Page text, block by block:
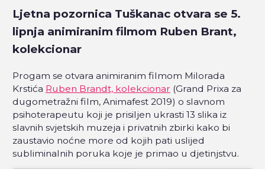
Ljetna pozornica Tuškanac otvara se 5.
lipnja animiranim filmom Ruben Brant,
kolekcionar
Progam se otvara animiranim filmom Milorada
Krstića Ruben Brandt, kolekcionar (Grand Prixa za
dugometražni film, Animafest 2019) o slavnom
psihoterapeutu koji je prisiljen ukrasti 13 slika iz
slavnih svjetskih muzeja i privatnih zbirki kako bi
zaustavio noćne more od kojih pati uslijed
subliminalnih poruka koje je primao u djetinjstvu.